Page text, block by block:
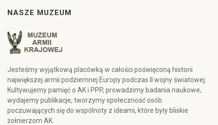
NASZE MUZEUM
Jesteśmy wyjątkową placówką w całości poświęconą historii
największej armii podziemnej Europy podczas II wojny światowej.
Kultywujemy pamięć o AK i PPP, prowadzimy badania naukowe,
wydajemy publikacje, tworzymy społeczność osób
poczuwających się do wspólnoty z ideami, które były bliskie
żołnierzom AK.